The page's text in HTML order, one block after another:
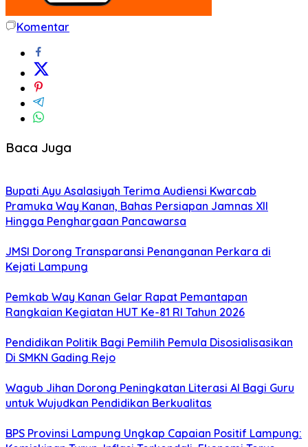
Komentar
Baca Juga
Bupati Ayu Asalasiyah Terima Audiensi Kwarcab
Pramuka Way Kanan, Bahas Persiapan Jamnas XII
Hingga Penghargaan Pancawarsa
JMSI Dorong Transparansi Penanganan Perkara di
Kejati Lampung
Pemkab Way Kanan Gelar Rapat Pemantapan
Rangkaian Kegiatan HUT Ke-81 RI Tahun 2026
Pendidikan Politik Bagi Pemilih Pemula Disosialisasikan
Di SMKN Gading Rejo
Wagub Jihan Dorong Peningkatan Literasi AI Bagi Guru
untuk Wujudkan Pendidikan Berkualitas
BPS Provinsi Lampung Ungkap Capaian Positif Lampung: